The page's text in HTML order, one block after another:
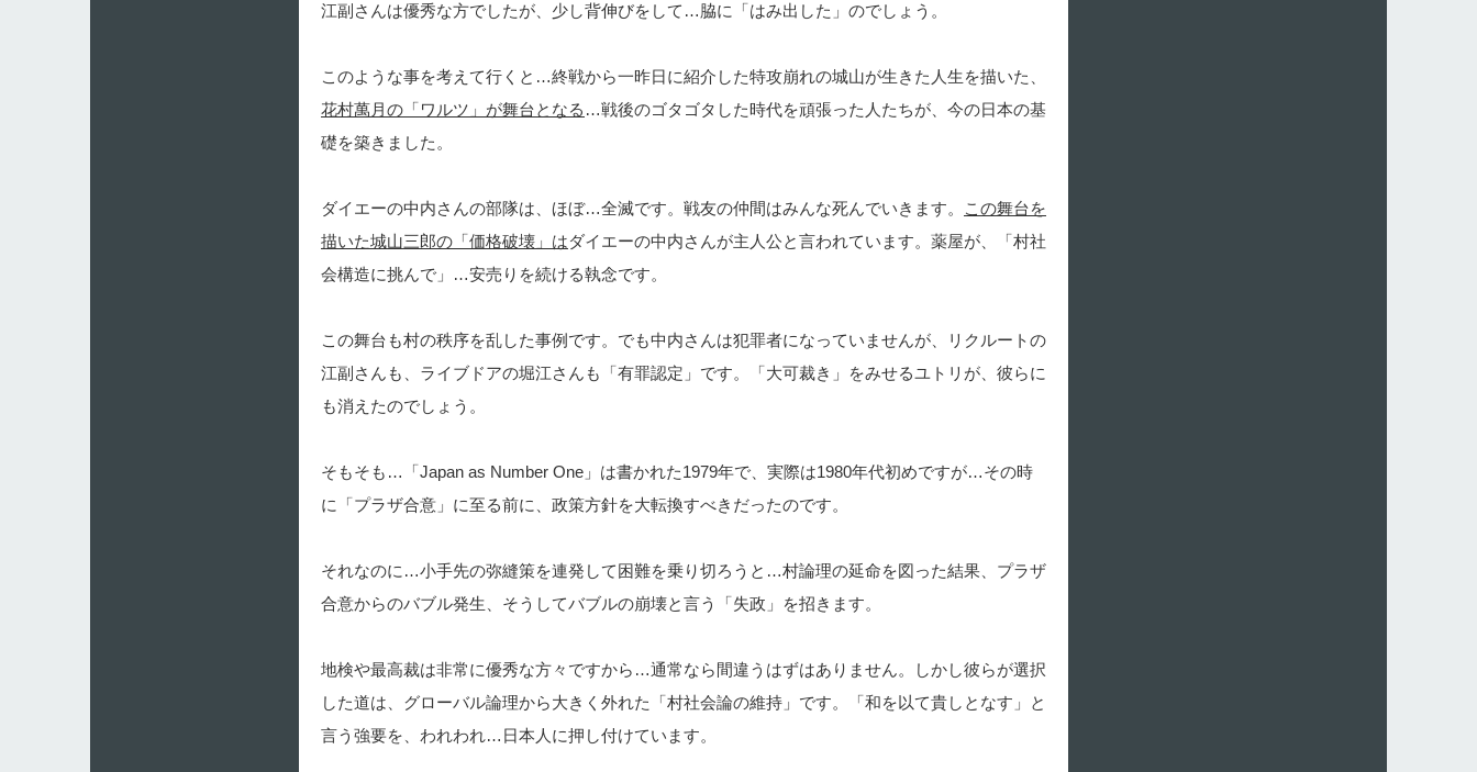
江副さんは優秀な方でしたが、少し背伸びをして…脇に「はみ出した」のでしょう。
このような事を考えて行くと…終戦から一昨日に紹介した特攻崩れの城山が生きた人生を描いた、
花村萬月の「ワルツ」が舞台となる …戦後のゴタゴタした時代を頑張った人たちが、今の日本の基
礎を築きました。
ダイエーの中内さんの部隊は、ほぼ…全滅です。戦友の仲間はみんな死んでいきます。
この舞台を
描いた城山三郎の「価格破壊」はダイエーの中内さんが主人公と言われています。薬屋が、「村社
会構造に挑んで」…安売りを続ける執念です。
この舞台も村の秩序を乱した事例です。でも中内さんは犯罪者になっていませんが、リクルートの
江副さんも、ライブドアの堀江さんも「有罪認定」です。「大可裁き」をみせるユトリが、彼らに
も消えたのでしょう。
そもそも…「Japan as Number One」は書かれた1979年で、実際は1980年代初めですが…その時
に「プラザ合意」に至る前に、政策方針を大転換すべきだったのです。
それなのに…小手先の弥縫策を連発して困難を乗り切ろうと…村論理の延命を図った結果、プラザ
合意からのバブル発生、そうしてバブルの崩壊と言う「失政」を招きます。
地検や最高裁は非常に優秀な方々ですから…通常なら間違うはずはありません。しかし彼らが選択
した道は、グローバル論理から大きく外れた「村社会論の維持」です。「和を以て貴しとなす」と
言う強要を、われわれ…日本人に押し付けています。